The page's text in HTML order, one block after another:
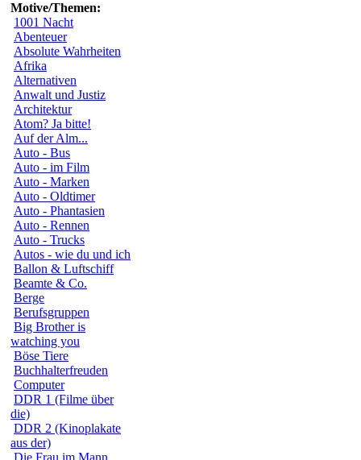
Motive/Themen:
1001 Nacht
Abenteuer
Absolute Wahrheiten
Afrika
Alternativen
Anwalt und Justiz
Architektur
Atom? Ja bitte!
Auf der Alm...
Auto - Bus
Auto - im Film
Auto - Marken
Auto - Oldtimer
Auto - Phantasien
Auto - Rennen
Auto - Trucks
Autos - wie du und ich
Ballon & Luftschiff
Beamte & Co.
Berge
Berufsgruppen
Big Brother is
watching you
Böse Tiere
Buchhalterfreuden
Computer
DDR 1 (Filme über
die)
DDR 2 (Kinoplakate
aus der)
Die Frau im Mann